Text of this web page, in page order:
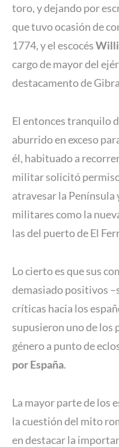
toro, y dejando por
que tuvo ocasión de
1774, y el escocés
cargo de mayor del
destacamento de
El entonces tranquilo
aburrido en exceso
él, habituado a
militar solicitó
atravesar la Península
militares como la
las del puerto de El
Lo cierto es que sus
demasiado positivos
críticas hacia los
supusieron uno de los
género a punto de
por España.
La mayor parte de los
la cuestión del mito
en destacar la